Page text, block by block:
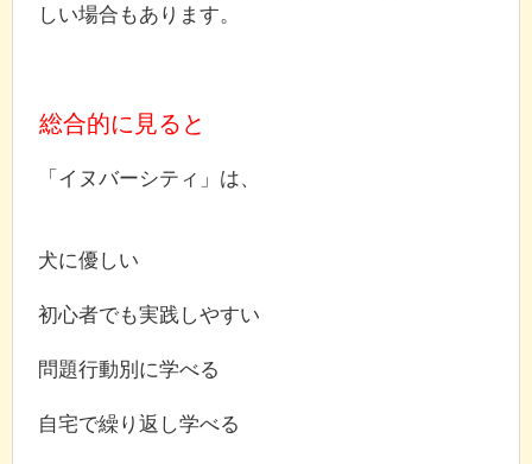
しい場合もあります。
総合的に見ると
「イヌバーシティ」は、
犬に優しい
初心者でも実践しやすい
問題行動別に学べる
自宅で繰り返し学べる